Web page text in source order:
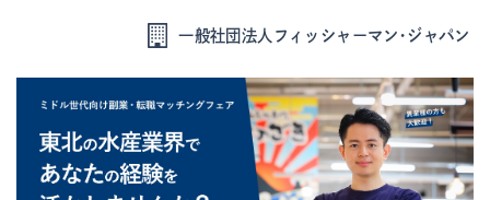
一般社団法人フィッシャーマン・ジャパン